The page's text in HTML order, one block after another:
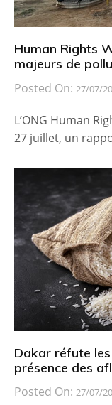
Human Rights
majeurs de
Posted On: 27/07/
L’ONG Human
27 juillet, un
Dakar réfute
présence des
Posted On: 27/07/